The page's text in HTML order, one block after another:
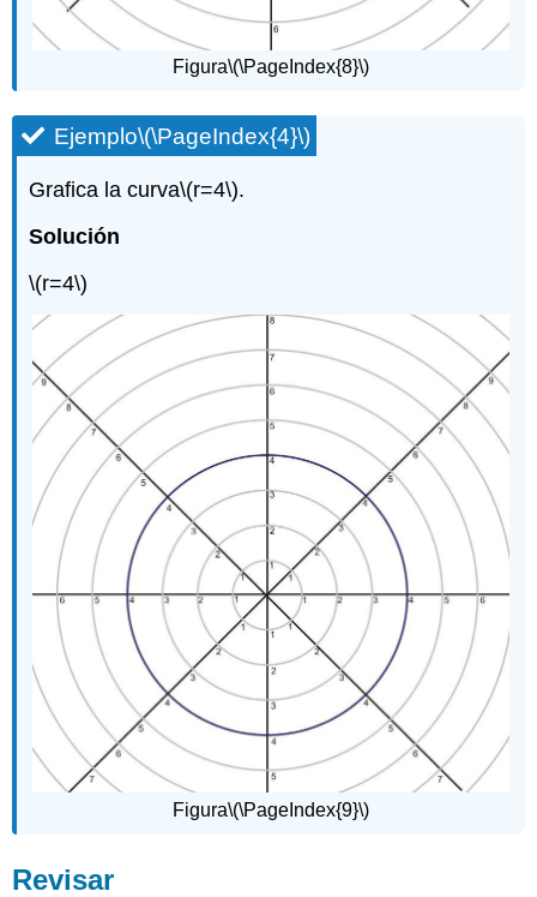
Figura\(\PageIndex{8}\)
Ejemplo\(\PageIndex{4}\)
Grafica la curva\(r=4\).
Solución
\(r=4\)
Figura\(\PageIndex{9}\)
Revisar